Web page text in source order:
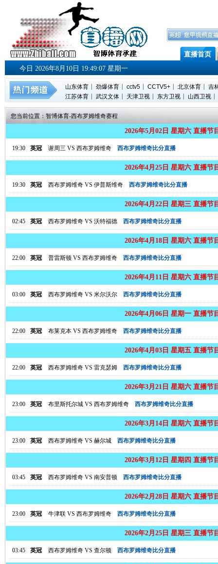
直播首页
今日 2026年8月10日 19:49:08 星期一
山东体育 劲爆体育 cctv5 CCTV5+ 北京体育
吉
江苏体育 | 武汉文体 | 天津卫视 | 东方卫视 | 山西卫视 |
您当前位置： 智博体育-西布罗姆维奇赛程
2026年5月02日 星期六 直播节
19:30 英冠 谢周三 VS 西布罗姆维奇 西布罗姆维奇比分直播
2026年4月25日 星期六 直播节
19:30 英冠 西布罗姆维奇 VS 伊普斯维奇 西布罗姆维奇比分直播
2026年4月22日 星期三 直播节
02:45 英冠 西布罗姆维奇 VS 沃特福德 西布罗姆维奇比分直播
2026年4月18日 星期六 直播节
22:00 英冠 普雷斯顿 VS 西布罗姆维奇 西布罗姆维奇比分直播
2026年4月11日 星期六 直播节
03:00 英冠 西布罗姆维奇 VS 米尔沃尔 西布罗姆维奇比分直播
2026年4月06日 星期一 直播节
22:00 英冠 布莱克本 VS 西布罗姆维奇 西布罗姆维奇比分直播
2026年4月03日 星期五 直播节
22:00 英冠 西布罗姆维奇 VS 雷克瑟姆 西布罗姆维奇比分直播
2026年3月21日 星期六 直播节
23:00 英冠 布里斯托尔城 VS 西布罗姆维奇 西布罗姆维奇比分直播
2026年3月14日 星期六 直播节
23:00 英冠 西布罗姆维奇 VS 赫尔城 西布罗姆维奇比分直播
2026年3月12日 星期四 直播节
03:45 英冠 西布罗姆维奇 VS 南安普顿 西布罗姆维奇比分直播
2026年2月28日 星期六 直播节
23:00 英冠 牛津联 VS 西布罗姆维奇 西布罗姆维奇比分直播
2026年2月25日 星期三 直播节
03:45 英冠 西布罗姆维奇 VS 查尔顿 西布罗姆维奇比分直播